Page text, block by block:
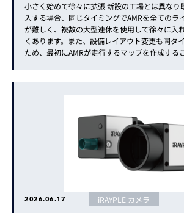
小さく始めて徐々に拡張 新設の工場とは異なり既設工場にAMRを導
入する場合、同じタイミングでAMRを全てのラ
が難しく、複数の大型連休を使用して徐々に入
くあります。また、設備レイアウト変更も同タ
ため、最初にAMRが走行するマップを作成する
2026.06.17 iRAYPLE カメラ